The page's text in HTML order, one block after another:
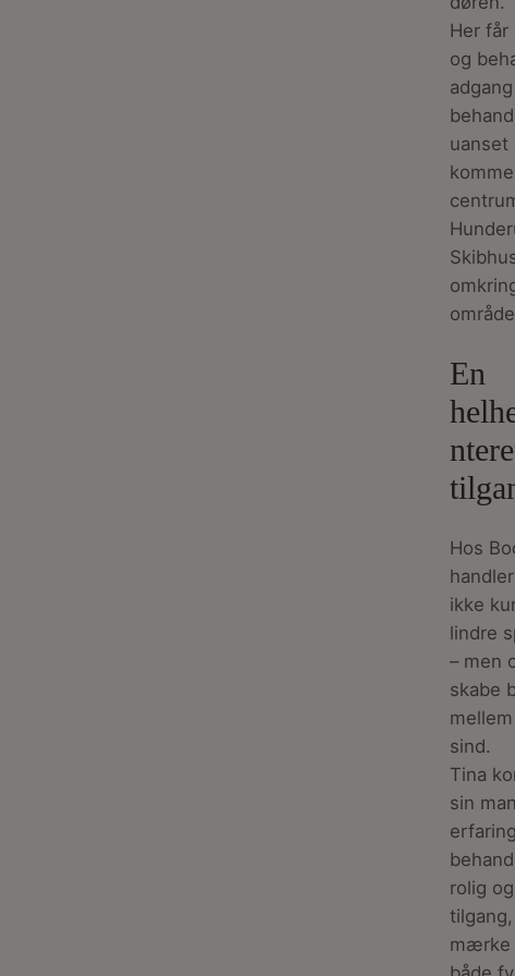
Her får
og
uanset
En
Hos
ikke
lindre
– men
skabe
sind.
Tina
sin
rolig
mærke